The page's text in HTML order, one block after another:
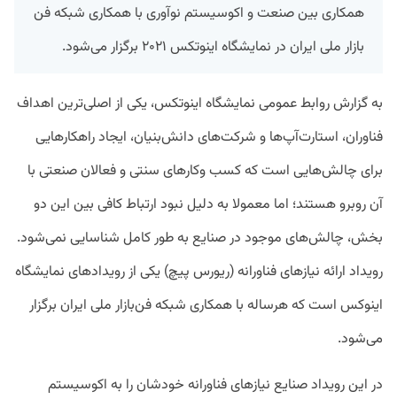
همکاری بین صنعت و اکوسیستم نوآوری با همکاری شبکه فن
بازار ملی ایران در نمایشگاه اینوتکس ۲۰۲۱ برگزار می‌شود.
به گزارش روابط عمومی نمایشگاه اینوتکس، یکی از اصلی‌ترین اهداف
فناوران، استارت‌آپ‌ها و شرکت‌های دانش‌بنیان، ایجاد راهکارهایی
برای چالش‌هایی است که کسب و‌کارهای سنتی و فعالان صنعتی با
آن روبرو هستند؛ اما معمولا به دلیل نبود ارتباط کافی بین این دو
بخش، چالش‌های موجود در صنایع به طور کامل شناسایی نمی‌شود.
رویداد ارائه نیاز‌های فناورانه (ریورس پیچ) یکی از رویدادهای نمایشگاه
اینوکس است که هرساله با همکاری شبکه فن‌بازار ملی ایران برگزار
می‌شود.
در این رویداد صنایع نیازهای فناورانه خودشان را به اکوسیستم